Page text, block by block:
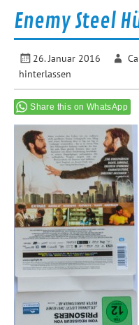
Enemy Steel
26. Januar 2016
hinterlassen
Share this on WhatsApp